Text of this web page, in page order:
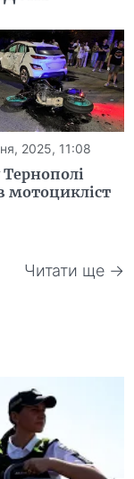
2025, 11:08
мотоцикліст
Читати ще →